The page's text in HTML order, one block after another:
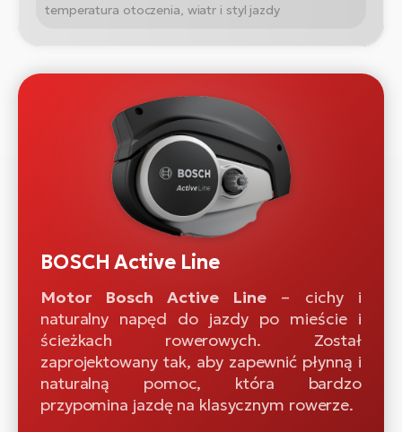
temperatura otoczenia, wiatr i styl jazdy
BOSCH Active Line
Motor Bosch Active Line– cichy i
naturalny napęd do jazdy po mieście i
ścieżkach rowerowych. Został
zaprojektowany tak, aby zapewnić płynną i
naturalną pomoc, która bardzo
przypomina jazdę na klasycznym rowerze.